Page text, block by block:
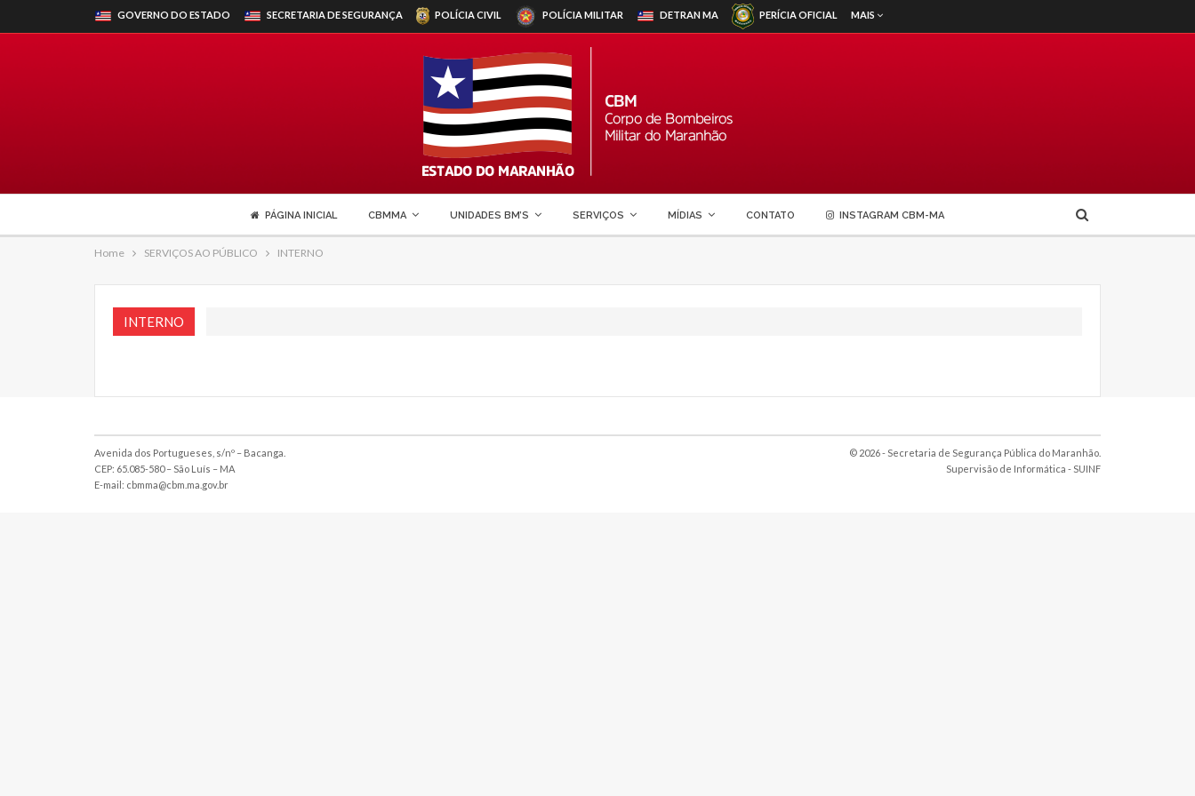
GOVERNO DO ESTADO SECRETARIA DE SEGURANÇA POLÍCIA CIVIL POLÍCIA MILITAR DETRANMA PERÍCIA OFICIAL MAIS
PÁGINA INICIAL CBMMA UNIDADES BM’S SERVIÇOS MÍDIAS CONTATO INSTAGRAM CBM-MA
Home SERVIÇOS AO PÚBLICO INTERNO
INTERNO
Avenida dos Portugueses, s/nº – Bacanga.
CEP: 65.085-580 – São Luís – MA
E-mail: cbmma@cbm.ma.gov.br
© 2026 - Secretaria de Segurança Pública do Maranhão.
Supervisão de Informática - SUINF